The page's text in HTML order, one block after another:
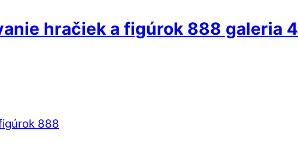
hračiek a figúrok 888 galeria 4
888